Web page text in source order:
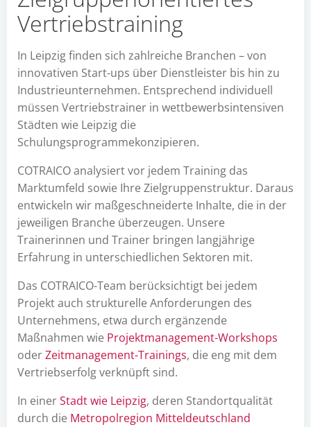
Vertriebstraining
In Leipzig finden sich zahlreiche Branchen – von
innovativen Start-ups über Dienstleister bis hin zu
Industrieunternehmen. Entsprechend individuell
müssen Vertriebstrainer in wettbewerbsintensiven
Städten wie Leipzig die
Schulungsprogrammekonzipieren.
COTRAICO analysiert vor jedem Training das
Marktumfeld sowie Ihre Zielgruppenstruktur. Daraus
entwickeln wir maßgeschneiderte Inhalte, die in der
jeweiligen Branche überzeugen. Unsere
Trainerinnen und Trainer bringen langjährige
Erfahrung in unterschiedlichen Sektoren mit.
Das COTRAICO-Team berücksichtigt bei jedem
Projekt auch strukturelle Anforderungen des
Unternehmens, etwa durch ergänzende
Maßnahmen wie Projektmanagement-Workshops
oderZeitmanagement-Trainings, die eng mit dem
Vertriebserfolg verknüpft sind.
In einerStadt wie Leipzig, deren Standortqualität
durch die Metropolregion Mitteldeutschland